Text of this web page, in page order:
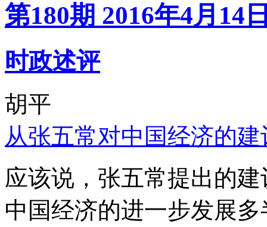
第180期 2016年4月14
时政述评
胡平
从张五常对中国经济的
应该说，张五常提出的
中国经济的进一步发展